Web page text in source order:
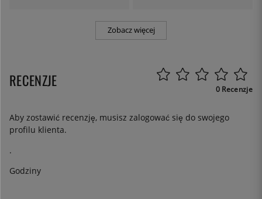
Zobacz więcej
RECENZJE 0 Recenzje
Aby zostawić recenzję, musisz zalogować się do swojego
profilu klienta.
.
Godziny